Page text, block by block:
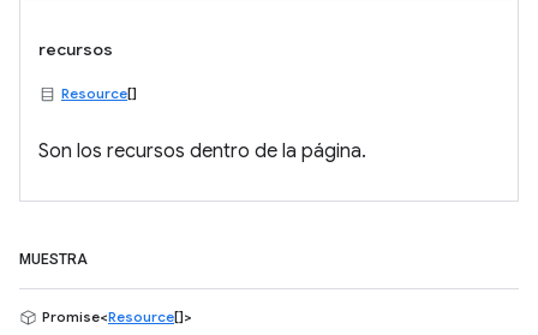
recursos
Resource[]
Son los recursos dentro de la página.
MUESTRA
Promise<Resource[]>